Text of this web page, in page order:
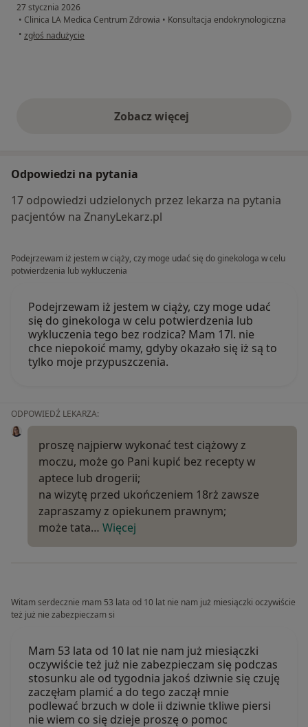
27 stycznia 2026
• Clinica LA Medica Centrum Zdrowia • Konsultacja endokrynologiczna
• w opinii użytkownika Alicja
zgłoś nadużycie
Zobacz więcejopinie powyżej
Odpowiedzi na pytania
17 odpowiedzi udzielonych przez lekarza na pytania
pacjentów na ZnanyLekarz.pl
Podejrzewam iż jestem w ciąży, czy moge udać się do ginekologa w celu
potwierdzenia lub wykluczenia
Podejrzewam iż jestem w ciąży, czy moge udać
się do ginekologa w celu potwierdzenia lub
wykluczenia tego bez rodzica? Mam 17l. nie
chce niepokoić mamy, gdyby okazało się iż są to
tylko moje przypuszczenia.
ODPOWIEDŹ LEKARZA:
proszę najpierw wykonać test ciążowy z
moczu, może go Pani kupić bez recepty w
aptece lub drogerii;
na wizytę przed ukończeniem 18rż zawsze
zapraszamy z opiekunem prawnym;
może tata… Więcej
Witam serdecznie mam 53 lata od 10 lat nie nam już miesiączki oczywiście
też już nie zabezpieczam si
Mam 53 lata od 10 lat nie nam już miesiączki
oczywiście też już nie zabezpieczam się podczas
stosunku ale od tygodnia jakoś dziwnie się czuję
zaczęłam plamić a do tego zaczął mnie
podlewać brzuch w dole ii dziwnie tkliwe piersi
nie wiem co się dzieje proszę o pomoc